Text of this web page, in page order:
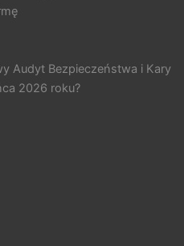
Audyt Bezpieczeństwa i Kary
2026 roku?